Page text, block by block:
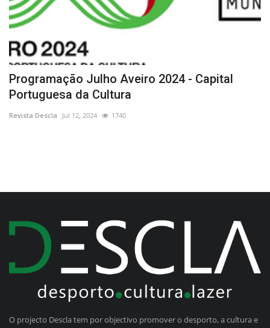
Programação Julho Aveiro 2024 - Capital
Portuguesa da Cultura
Revista Descla Jul 12, 2024 1740
O projecto Descla tem por objectivo promover o desporto, a cultura e